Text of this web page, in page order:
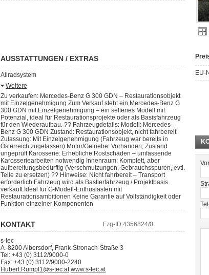
AUSSTATTUNGEN / EXTRAS
Allradsystem
Weitere
Zu verkaufen: Mercedes-Benz G 300 GDN – Restaurationsobjekt
mit Einzelgenehmigung Zum Verkauf steht ein Mercedes-Benz G
300 GDN mit Einzelgenehmigung – ein seltenes Modell mit
Potenzial, ideal für Restaurationsprojekte oder als Basisfahrzeug
für den Wiederaufbau. ?? Fahrzeugdetails: Modell: Mercedes-
Benz G 300 GDN Zustand: Restaurationsobjekt, nicht fahrbereit
Zulassung: Mit Einzelgenehmigung (Fahrzeug war bereits in
Österreich zugelassen) Motor/Getriebe: Vorhanden, Zustand
ungeprüft Karosserie: Erhebliche Rostschäden – umfassende
Karosseriearbeiten notwendig Innenraum: Komplett, aber
aufbereitungsbedürftig (Verschmutzungen, Gebrauchsspuren, evtl.
Teile zu ersetzen) ?? Hinweise: Nicht fahrbereit – Transport
erforderlich Fahrzeug wird als Bastlerfahrzeug / Projektbasis
verkauft Ideal für G-Modell-Enthusiasten mit
Restaurationsambitionen Keine Garantie auf Vollständigkeit oder
Funktion einzelner Komponenten
EU-
KONTAKT
s-tec
A-8200Albersdorf, Frank-Stronach-Straße 3
Tel: +43 (0) 3112/9000-0
Fax: +43 (0) 3112/9000-2240
Hubert.Rumpl1@s-tec.at www.s-tec.at
Fzg-ID:4356824/0